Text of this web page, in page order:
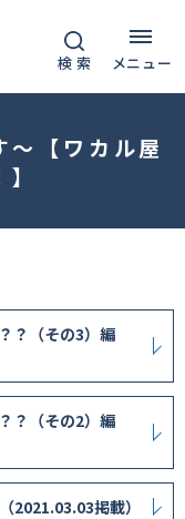
検 索 メニュー
～【ワカル屋
？（その3）編
？（その2）編
掲載）